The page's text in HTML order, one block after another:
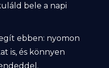
bele a napi
ebben: nyomon
is, és könnyen